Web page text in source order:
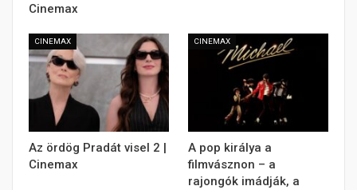
Cinemax
CINEMAX
Az ördög Pradát visel 2 |
Cinemax
CINEMAX
A pop királya a
filmvásznon – a
rajongók imádják, a